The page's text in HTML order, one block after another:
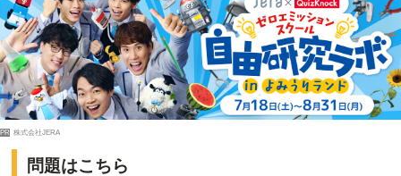
PR 株式会社JERA
問題はこちら